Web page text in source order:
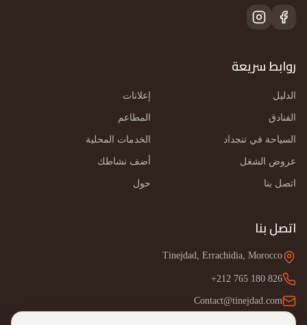
روابط سريعة
الدليل إعلانات
الفنادق المطاعم
السياحة في تنجداد الخدمات المحلية
عروض الشغل أضف نشاطك
اتصل بنا حول
اتصل بنا
Tinejdad, Errachidia, Morocco
+212 765 180 826
Contact@tinejdad.com